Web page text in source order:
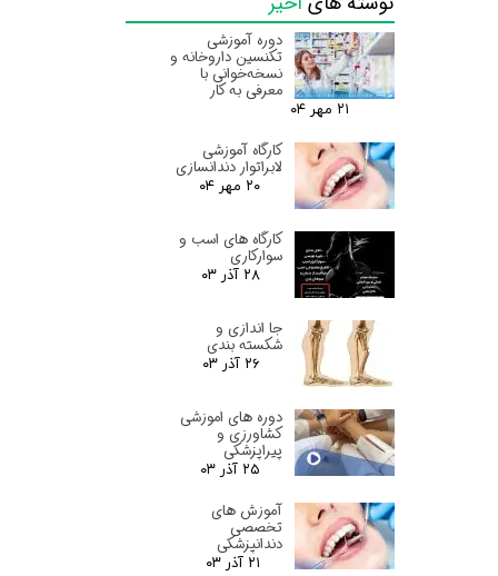
دوره آموزشی
تکنسین داروخانه و
نسخه‌خوانی با
معرفی به کار
۲۱ مهر ۰۴
کارگاه آموزشی
لابراتوار دندانسازی
۲۰ مهر ۰۴
کارگاه های اسب و
سوارکاری
۲۸ آذر ۰۳
جا اندازی و
شکسته بندی
۲۶ آذر ۰۳
دوره های اموزشی
کشاورزی و
پیراپزشکی
۲۵ آذر ۰۳
آموزش های
تخصصی
دندانپزشکی
۲۱ آذر ۰۳